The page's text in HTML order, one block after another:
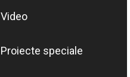
Video
Proiecte speciale